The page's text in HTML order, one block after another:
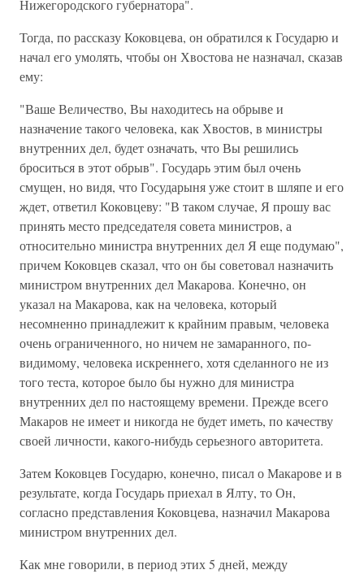
Нижегородского губернатора".
Тогда, по рассказу Коковцева, он обратился к Государю и
начал его умолять, чтобы он Хвостова не назначал, сказав
ему:
"Ваше Величество, Вы находитесь на обрыве и
назначение такого человека, как Хвостов, в министры
внутренних дел, будет означать, что Вы решились
броситься в этот обрыв". Государь этим был очень
смущен, но видя, что Государыня уже стоит в шляпе и его
ждет, ответил Коковцеву: "В таком случае, Я прошу вас
принять место председателя совета министров, а
относительно министра внутренних дел Я еще подумаю",
причем Коковцев сказал, что он бы советовал назначить
министром внутренних дел Макарова. Конечно, он
указал на Макарова, как на человека, который
несомненно принадлежит к крайним правым, человека
очень ограниченного, но ничем не замаранного, по-
видимому, человека искреннего, хотя сделанного не из
того теста, которое было бы нужно для министра
внутренних дел по настоящему времени. Прежде всего
Макаров не имеет и никогда не будет иметь, по качеству
своей личности, какого-нибудь серьезного авторитета.
Затем Коковцев Государю, конечно, писал о Макарове и в
результате, когда Государь приехал в Ялту, то Он,
согласно представления Коковцева, назначил Макарова
министром внутренних дел.
Как мне говорили, в период этих 5 дней, между